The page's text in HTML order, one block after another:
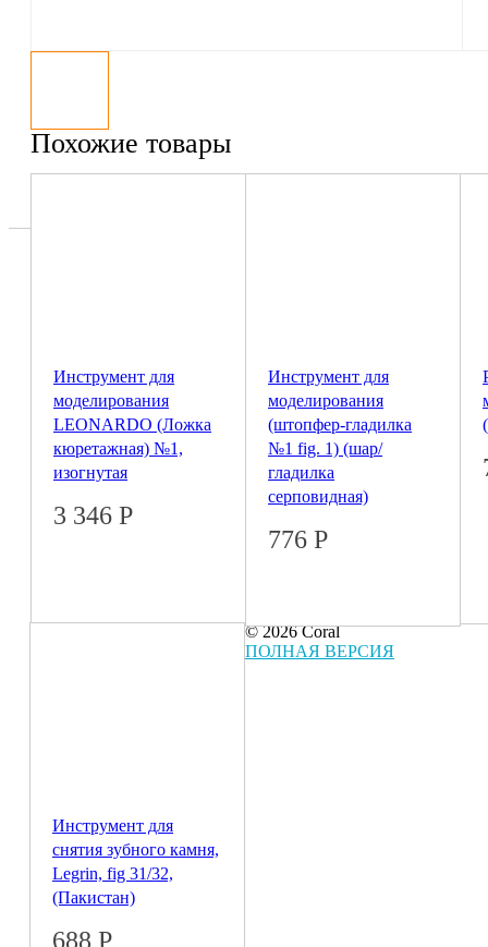
Похожие товары
Инструмент для
моделирования
LEONARDO (Ложка
кюретажная) №1,
изогнутая
3 346 Р
Инструмент для
моделирования
(штопфер-гладилка
№1 fig. 1) (шар/
гладилка
серповидная)
776 Р
Инструмент для
снятия зубного камня,
Legrin, fig 31/32,
(Пакистан)
688 Р
© 2026 Coral
ПОЛНАЯ ВЕРСИЯ